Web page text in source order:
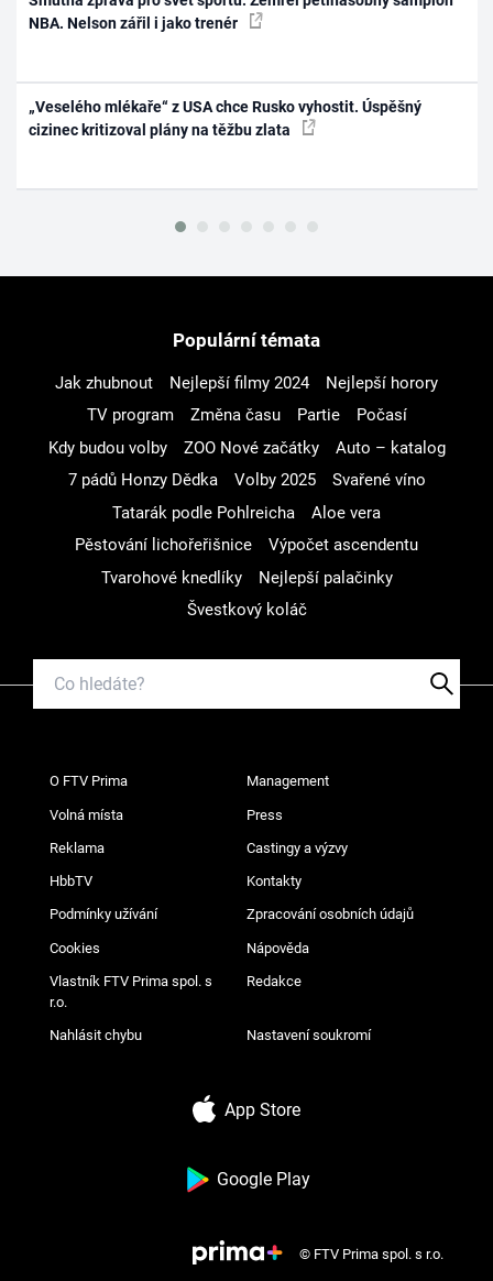
NBA. Nelson zářil i jako trenér
„Veselého mlékaře“ z USA chce Rusko vyhostit. Úspěšný
cizinec kritizoval plány na těžbu zlata
Populární témata
Jak zhubnout Nejlepší filmy 2024
Nejlepší horory
TV program
Změna času Partie
Počasí
Kdy budou volby
ZOO Nové začátky
Auto – katalog
7 pádů Honzy Dědka
Volby 2025
Svařené víno
Tatarák podle Pohlreicha
Aloe vera
Pěstování lichořeřišnice
Výpočet ascendentu
Tvarohové knedlíky
Nejlepší palačinky
Švestkový koláč
O FTV Prima Management
Volná místa Press
Reklama Castingy a výzvy
HbbTV Kontakty
Podmínky užívání Zpracování osobních údajů
Cookies Nápověda
Vlastník FTV Prima spol. s
r.o.
Redakce
Nahlásit chybu Nastavení soukromí
App Store
Google Play
© FTV Prima spol. s r.o.